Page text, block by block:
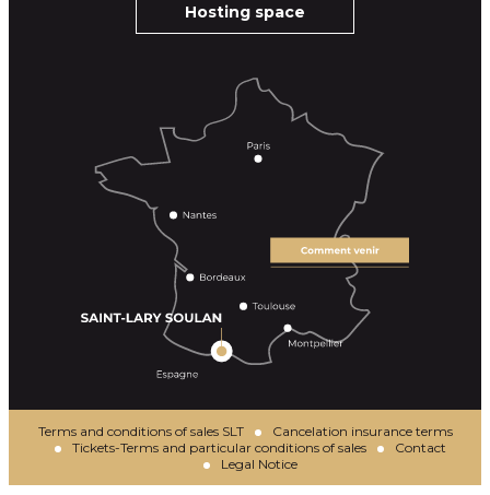
Hosting space
Terms and conditions of sales SLT
Cancelation insurance terms
Tickets-Terms and particular conditions of sales
Contact
Legal Notice